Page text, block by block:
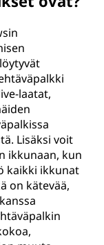
laatat,
Lisäksi voit
ikkunaan, kun
kaikki ikkunat
on kätevää,